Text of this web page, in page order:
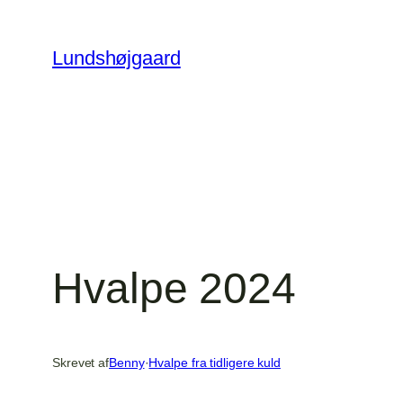
indhold
Lundshøjgaard
Hvalpe 2024
Skrevet afBenny·Hvalpe fra tidligere kuld